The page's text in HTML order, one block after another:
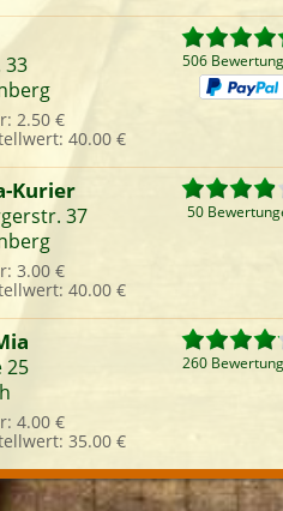
33
2.50 €
40.00 €
506
Kurier
37
3.00 €
40.00 €
50
25
4.00 €
35.00 €
260